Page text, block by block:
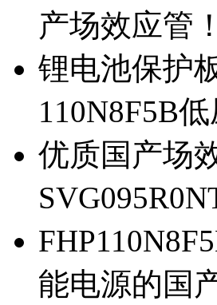
产场效应管！
锂电池保护
110N8F5B
优质国产场
能电源的国